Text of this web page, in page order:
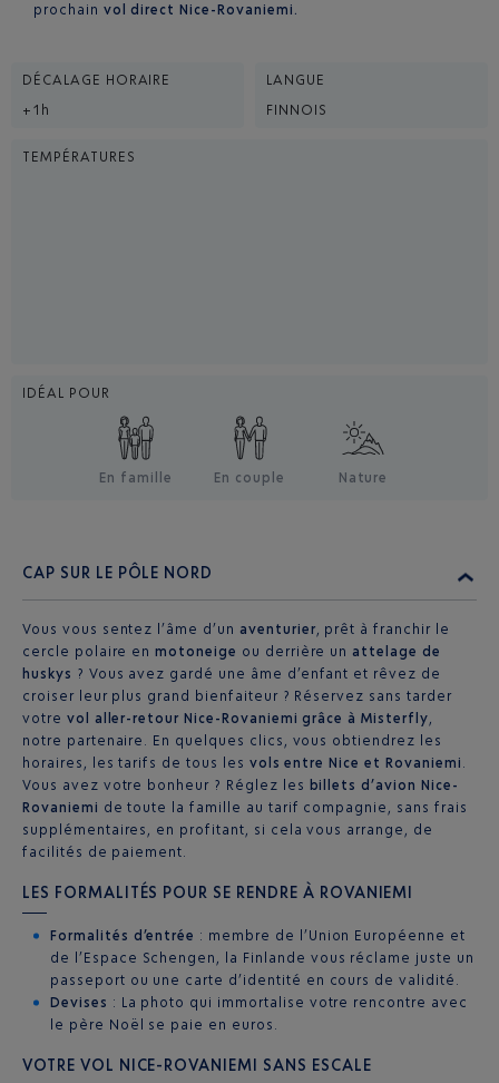
prochain vol direct Nice-Rovaniemi.
DÉCALAGE HORAIRE
+1h
LANGUE
FINNOIS
TEMPÉRATURES
IDÉAL POUR
En famille En couple Nature
CAP SUR LE PÔLE NORD
Vous vous sentez l’âme d’un aventurier, prêt à franchir le
cercle polaire enmotoneige ou derrière un attelage de
huskys ? Vous avez gardé une âme d’enfant et rêvez de
croiser leur plus grand bienfaiteur ? Réservez sans tarder
votre vol aller-retour Nice-Rovaniemi grâce à Misterfly,
notre partenaire. En quelques clics, vous obtiendrez les
horaires, les tarifs de tous les vols entre Nice et Rovaniemi .
Vous avez votre bonheur ? Réglez les billets d’avion Nice-
Rovaniemi de toute la famille au tarif compagnie, sans frais
supplémentaires, en profitant, si cela vous arrange, de
facilités de paiement.
LES FORMALITÉS POUR SE RENDRE À ROVANIEMI
Formalités d’entrée : membre de l’Union Européenne et
de l’Espace Schengen, la Finlande vous réclame juste un
passeport ou une carte d’identité en cours de validité.
Devises : La photo qui immortalise votre rencontre avec
le père Noël se paie en euros.
VOTRE VOL NICE-ROVANIEMI SANS ESCALE